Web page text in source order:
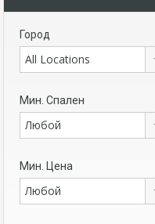
Город
All Locations
Мин. Спален
Любой
Мин. Цена
Любой